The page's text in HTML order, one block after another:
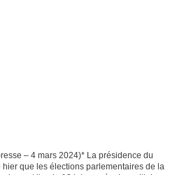
– 4 mars 2024)* La présidence du
que les élections parlementaires de la